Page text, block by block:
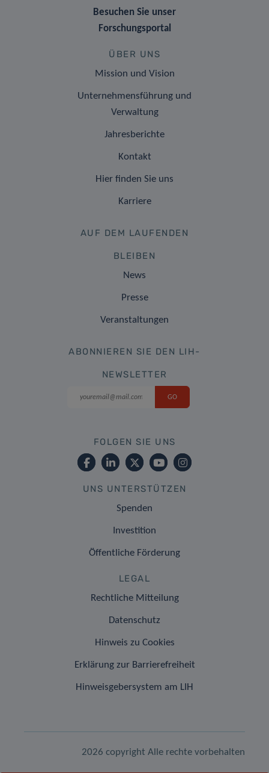
Besuchen Sie unser
Forschungsportal
ÜBER UNS
Mission und Vision
Unternehmensführung und
Verwaltung
Jahresberichte
Kontakt
Hier finden Sie uns
Karriere
AUF DEM LAUFENDEN
BLEIBEN
News
Presse
Veranstaltungen
ABONNIEREN SIE DEN LIH-
NEWSLETTER
FOLGEN SIE UNS
UNS UNTERSTÜTZEN
Spenden
Investition
Öffentliche Förderung
LEGAL
Rechtliche Mitteilung
Datenschutz
Hinweis zu Cookies
Erklärung zur Barrierefreiheit
Hinweisgebersystem am LIH
2026 copyright Alle rechte vorbehalten